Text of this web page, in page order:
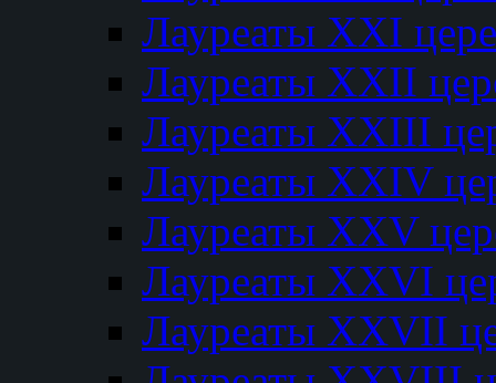
Лауреаты XXI
Лауреаты XXII
Лауреаты XXIII
Лауреаты XXIV
Лауреаты XXV
Лауреаты XXVI
Лауреаты XXVII